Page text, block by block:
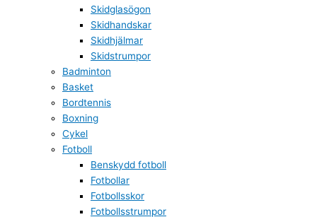
Skidglasögon
Skidhandskar
Skidhjälmar
Skidstrumpor
Badminton
Basket
Bordtennis
Boxning
Cykel
Fotboll
Benskydd fotboll
Fotbollar
Fotbollsskor
Fotbollsstrumpor